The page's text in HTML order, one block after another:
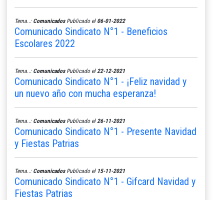
Tema..: ComunicadosPublicado el 06-01-2022
Comunicado Sindicato N°1 - Beneficios
Escolares 2022
Tema..: ComunicadosPublicado el 22-12-2021
Comunicado Sindicato N°1 - ¡Feliz navidad y
un nuevo año con mucha esperanza!
Tema..: ComunicadosPublicado el 26-11-2021
Comunicado Sindicato N°1 - Presente Navidad
y Fiestas Patrias
Tema..: ComunicadosPublicado el 15-11-2021
Comunicado Sindicato N°1 - Gifcard Navidad y
Fiestas Patrias